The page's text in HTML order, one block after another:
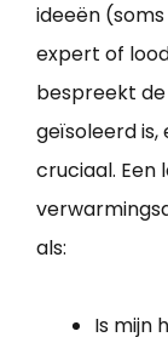
ideeën
expert of
bespreekt de
geïsoleerd is,
cruciaal. Een
als:
Is mijn